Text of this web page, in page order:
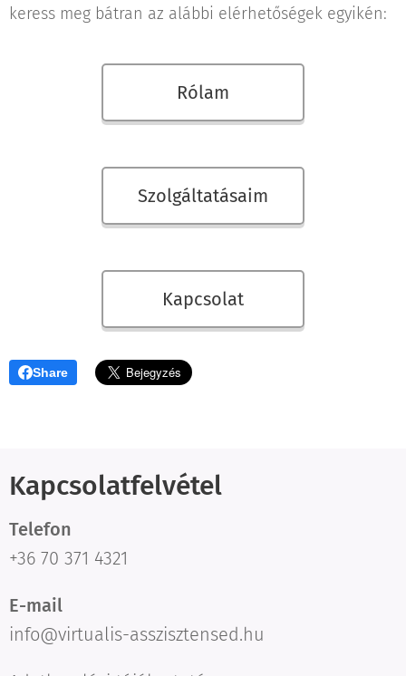
keress meg bátran az alábbi elérhetőségek egyikén:
Rólam
Szolgáltatásaim
Kapcsolat
Share
Kapcsolatfelvétel
Telefon
+36 70 371 4321
E-mail
info@virtualis-asszisztensed.hu